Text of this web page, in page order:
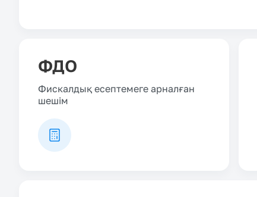
ФДО
Фискалдық есептемеге арналған
шешім